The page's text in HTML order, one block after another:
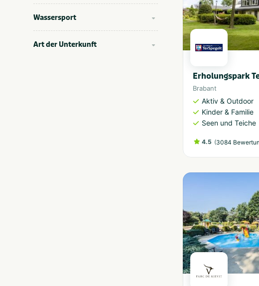
Wassersport
Art der Unterkunft
Erholungspark
Brabant
Aktiv & Outdoor
Kinder & Familie
Seen und Teiche
4.5 (3084